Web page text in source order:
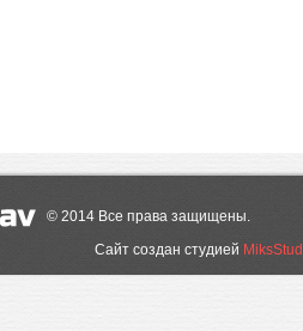
© 2014 Все права защищены.
Сайт создан студией